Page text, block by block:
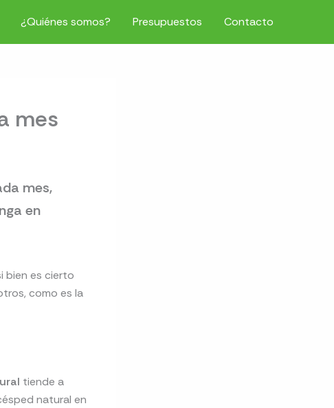
¿Quiénes somos? Presupuestos Contacto
mes
mes,
en
bien es cierto
como es la
tiende a
natural en